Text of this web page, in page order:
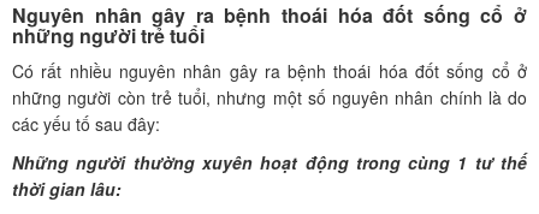
Nguyên nhân gây ra bệnh thoái hóa đốt sống cổ ở
những người trẻ tuổi
Có rất nhiều nguyên nhân gây ra bệnh thoái hóa đốt sống cổ ở
những người còn trẻ tuổi, nhưng một số nguyên nhân chính là do
các yếu tố sau đây:
Những người thường xuyên hoạt động trong cùng 1 tư thế
thời gian lâu: